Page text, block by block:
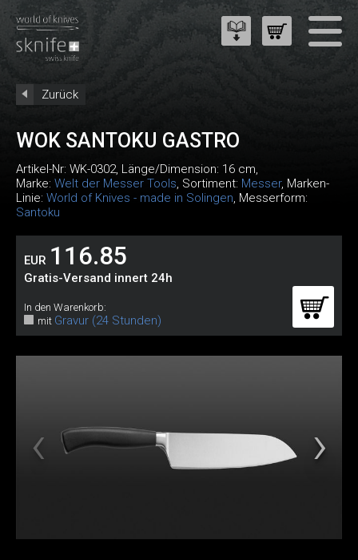
Zurück
WOK SANTOKU GASTRO
Artikel-Nr: WK-0302, Länge/Dimension: 16 cm,
Marke: Welt der Messer Tools, Sortiment: Messer, Marken-
Linie: World of Knives - made in Solingen, Messerform:
Santoku
EUR 116.85
Gratis-Versand innert 24h
In den Warenkorb:
mit Gravur (24 Stunden)